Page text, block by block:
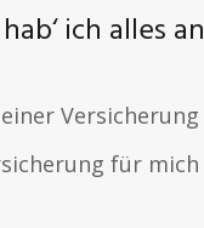
ich alles an
Versicherung
für mich